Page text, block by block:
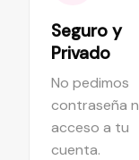
Seguro y
Privado
No pedimos
contraseña
acceso a tu
cuenta.